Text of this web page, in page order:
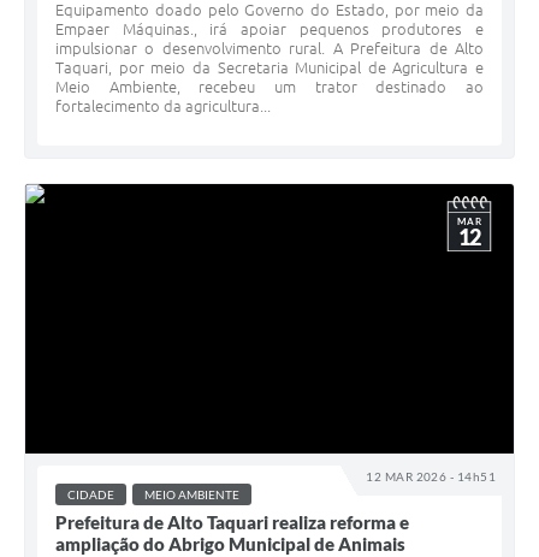
Equipamento doado pelo Governo do Estado, por meio da
Empaer Máquinas., irá apoiar pequenos produtores e
impulsionar o desenvolvimento rural. A Prefeitura de Alto
Taquari, por meio da Secretaria Municipal de Agricultura e
Meio Ambiente, recebeu um trator destinado ao
fortalecimento da agricultura...
12 MAR 2026 - 14h51
MAR
12
CIDADE MEIO AMBIENTE
Prefeitura de Alto Taquari realiza reforma e
ampliação do Abrigo Municipal de Animais